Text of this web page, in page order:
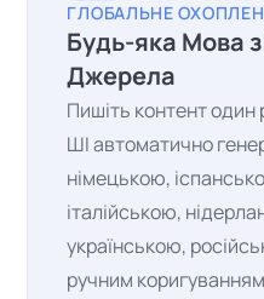
ГЛОБАЛЬНЕ
Будь-яка Мова
Джерела
Пишіть контент один
ШІ автоматично
німецькою,
італійською,
українською,
ручним